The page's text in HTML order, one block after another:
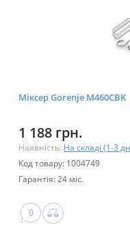
Міксер Gorenje M460CBK
1 188 грн.
Наявність: На складі (1-3
Код товару: 1004749
Гарантія: 24 міс.
0